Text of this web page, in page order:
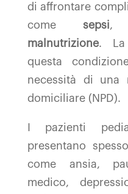
di affrontare
come sepsi
malnutrizione. La
questa
necessità di una
domiciliare (NPD).
I pazienti
presentano
come ansia,
medico,